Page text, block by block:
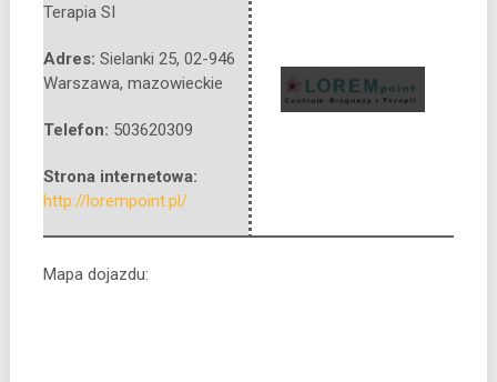
Terapia SI
Adres: Sielanki 25, 02-946
Warszawa, mazowieckie
Telefon: 503620309
Strona internetowa:
http://lorempoint.pl/
Mapa dojazdu: